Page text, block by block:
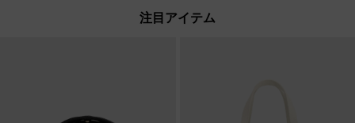
注目アイテム